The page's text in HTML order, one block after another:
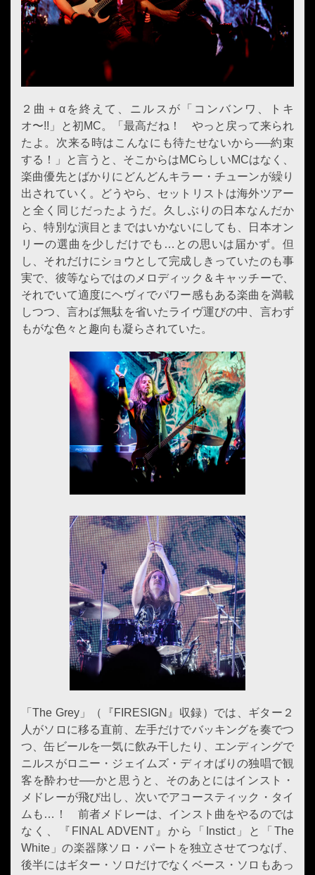
２曲＋αを終えて、ニルスが「コンバンワ、トキ
オ〜!!」と初MC。「最高だね！ やっと戻って来られ
たよ。次来る時はこんなにも待たせないから──約束
する！」と言うと、そこからはMCらしいMCはなく、
楽曲優先とばかりにどんどんキラー・チューンが繰り
出されていく。どうやら、セットリストは海外ツアー
と全く同じだったようだ。久しぶりの日本なんだか
ら、特別な演目とまではいかないにしても、日本オン
リーの選曲を少しだけでも…との思いは届かず。但
し、それだけにショウとして完成しきっていたのも事
実で、彼等ならではのメロディック＆キャッチーで、
それでいて適度にヘヴィでパワー感もある楽曲を満載
しつつ、言わば無駄を省いたライヴ運びの中、言わず
もがな色々と趣向も凝らされていた。
「The Grey」（『FIRESIGN』収録）では、ギター２
人がソロに移る直前、左手だけでバッキングを奏でつ
つ、缶ビールを一気に飲み干したり、エンディングで
ニルスがロニー・ジェイムズ・ディオばりの独唱で観
客を酔わせ──かと思うと、そのあとにはインスト・
メドレーが飛び出し、次いでアコースティック・タイ
ムも…！ 前者メドレーは、インスト曲をやるのでは
なく、『FINAL ADVENT』から「Instict」と「The
White」の楽器隊ソロ・パートを独立させてつなげ、
後半にはギター・ソロだけでなくベース・ソロもあっ